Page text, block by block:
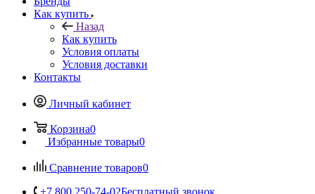
Как купить
Назад
Как купить
Условия оплаты
Условия доставки
Контакты
Личный кабинет
Корзина0
Избранные товары0
Сравнение товаров0
+7 800 250-74-02Бесплатный звонок